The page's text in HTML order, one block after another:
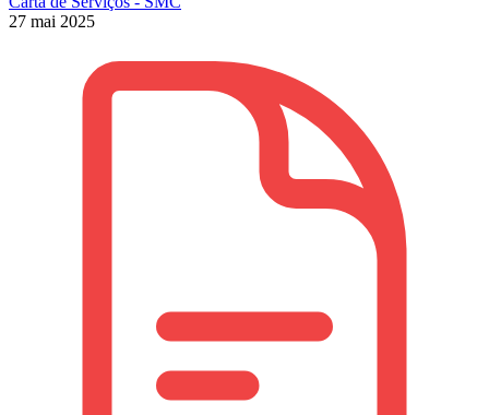
27 mai 2025